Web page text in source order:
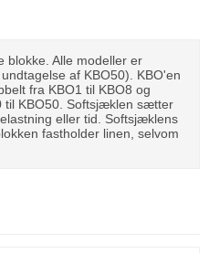
blokke. Alle modeller er
af KBO50). KBO'en
fra KBO1 til KBO8 og
til KBO50. Softsjæklen sætter
eller tid. Softsjæklens
fastholder linen, selvom